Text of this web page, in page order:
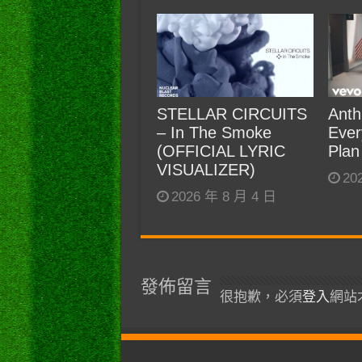
STELLAR CIRCUITS
– In The Smoke
(OFFICIAL LYRIC
VISUALIZER)
2026 年 8 月 4 日
Plan
發佈留言
很抱歉，必須登入網站